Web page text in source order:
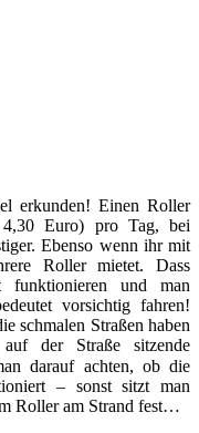
erkunden! Einen Roller
Euro) pro Tag, bei
Ebenso wenn ihr mit
Roller mietet. Dass
funktionieren und man
vorsichtig fahren!
schmalen Straßen haben
der Straße sitzende
darauf achten, ob die
– sonst sitzt man
Roller am Strand fest…